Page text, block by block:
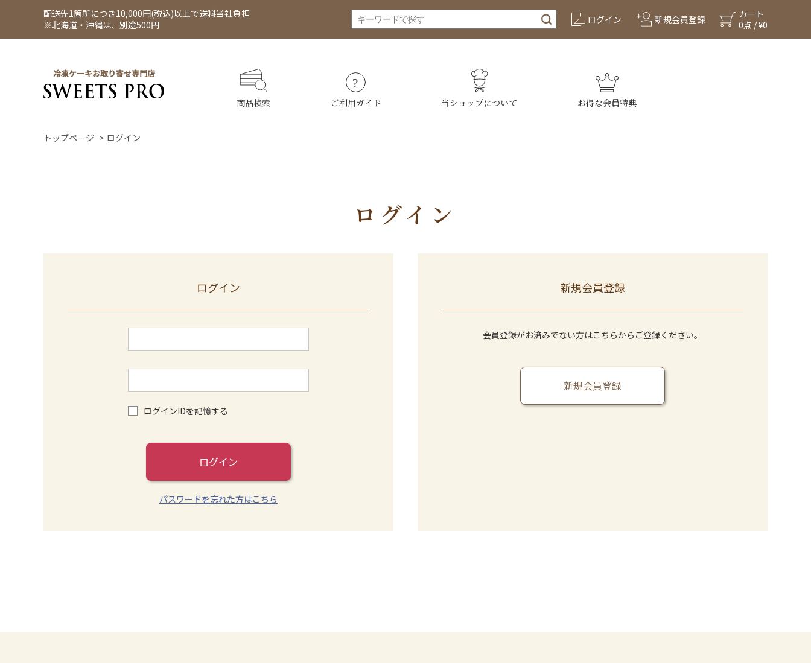
配送先1箇所につき10,000円(税込)以上で送料当社負担
※北海道・沖縄は、別途500円
ログイン 新規会員登録
カート
0点 / ¥0
冷凍ケーキお取り寄せ専門店
商品検索 ご利用ガイド 当ショップについて お得な会員特典
トップページ ログイン
ログイン
ログイン
ログインIDを記憶する
ログイン
パスワードを忘れた方はこちら
新規会員登録
会員登録がお済みでない方はこちらからご登録ください。
新規会員登録